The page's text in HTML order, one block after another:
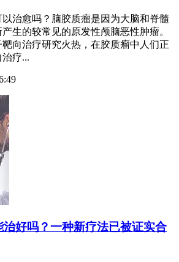
愈吗？脑胶质瘤是因为大脑和脊髓
生的较常见的原发性颅脑恶性肿瘤。
向治疗研究火热，在胶质瘤中人们正
疗...
好吗？一种新疗法已被证实合